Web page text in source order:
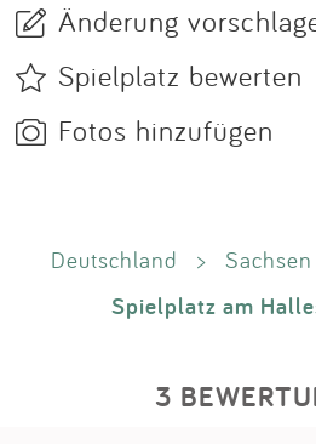
Änderung
Spielplatz bewerten
Fotos hinzufügen
Deutschland > Sachsen
Spielplatz am
3